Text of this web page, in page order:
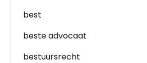
best
beste advocaat
bestuursrecht